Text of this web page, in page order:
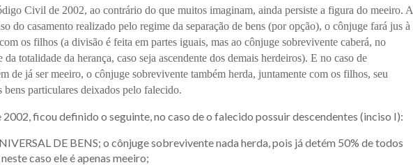
Civil de 2002, ao contrário do que muitos imaginam, ainda persiste a figura do meeiro. A
do casamento realizado pelo regime da separação de bens (por opção), o cônjuge fará jus à
os filhos (a divisão é feita em partes iguais, mas ao cônjuge sobrevivente caberá, no
totalidade da herança, caso seja ascendente dos demais herdeiros). E no caso de
de já ser meeiro, o cônjuge sobrevivente também herda, juntamente com os filhos, seu
bens particulares deixados pelo falecido.
ficou definido o seguinte, no caso de o falecido possuir descendentes (inciso I):
DE BENS; o cônjuge sobrevivente nada herda, pois já detém 50% de todos
caso ele é apenas meeiro;